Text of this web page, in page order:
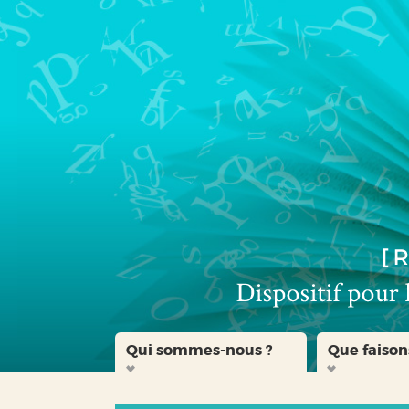
Aller
menu
Aller
contenu
Aller
la
recherche
Qui sommes-nous ? Que